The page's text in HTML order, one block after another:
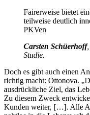
Fairerweise bietet
teilweise deutlich
PKVen
Carsten Schüerhoff
Studie.
Doch es gibt auch einen
richtig macht: Ottonova.
ausdrückliche Ziel, das
Zu diesem Zweck
Kunden weiter, […]. Alle